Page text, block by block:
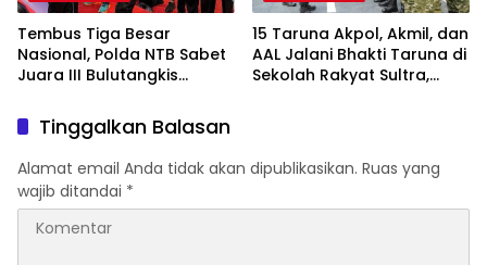
Tembus Tiga Besar
Nasional, Polda NTB Sabet
Juara III Bulutangkis
15 Taruna Akpol, Akmil, dan
AAL Jalani Bhakti Taruna di
Sekolah Rakyat Sultra,
Tinggalkan Balasan
Alamat email Anda tidak akan dipublikasikan. Ruas yang
wajib ditandai *